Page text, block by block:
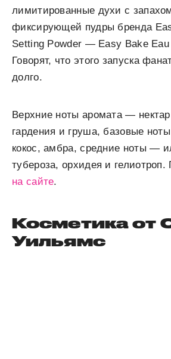
лимитированные духи с
фиксирующей пудры бренда
Setting Powder — Easy Bake Eau
Говорят, что этого запуска
долго.
Верхние ноты аромата —
гардения и груша, базовые
кокос, амбра, средние ноты —
тубероза, орхидея и гелиотроп.
на сайте.
Косметика от
Уильямс